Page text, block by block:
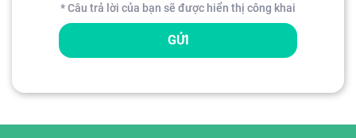
* Câu trả lời của bạn sẽ được hiển thị công khai
GỬI